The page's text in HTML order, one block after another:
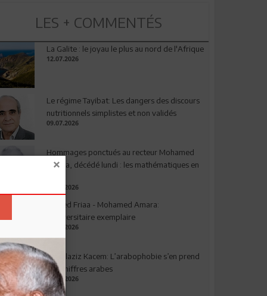
LES + COMMENTÉS
La Galite : le joyau le plus au nord de l'Afrique
12.07.2026
Le régime Tayibat: Les dangers des discours
nutritionnels simplistes et non validés
09.07.2026
Hommages ponctués au recteur Mohamed
Amara, décédé lundi : les mathématiques en
03.08.2026
Ahmed Friaa - Mohamed Amara:
l’Universitaire exemplaire
04.08.2026
Abdelaziz Kacem: L’arabophobie s’en prend
aux chiffres arabes
09.07.2026